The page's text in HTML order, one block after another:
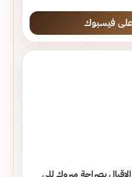
فيسبوك
بصراحة مبروك للي